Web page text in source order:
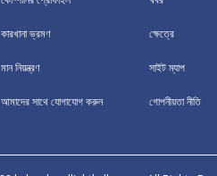
কারখানা ভ্রমণ
মান নিয়ন্ত্রণ
আমাদের সাথে যোগাযোগ করুন
ক্ষেত্রে
সাইট ম্যাপ
গোপনীয়তা নীতি